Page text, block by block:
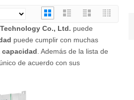
Co., Ltd. puede
puede cumplir con muchas
capacidad . Además de la lista de
único de acuerdo con sus